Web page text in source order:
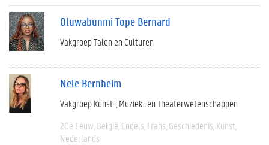
Oluwabunmi Tope Bernard
Vakgroep Talen en Culturen
Nele Bernheim
Vakgroep Kunst-, Muziek- en Theaterwetenschappen
20e Eeuw België Engels Frans Geschiedenis Kunst
Nederlands